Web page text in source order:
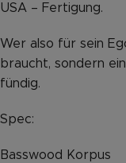
USA – Fertigung.
Wer also für sein
braucht, sondern
fündig.
Spec:
Basswood Korpus